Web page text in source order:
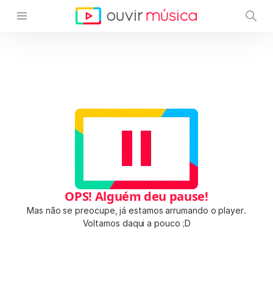
OPS! Alguém deu pause!
Mas não se preocupe, já estamos arrumando o player.
Voltamos daqui a pouco ;D